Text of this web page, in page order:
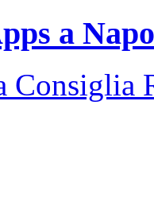
a
Consiglia